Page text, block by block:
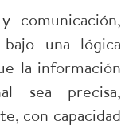
comunicación,
una lógica
la información
sea precisa,
con capacidad